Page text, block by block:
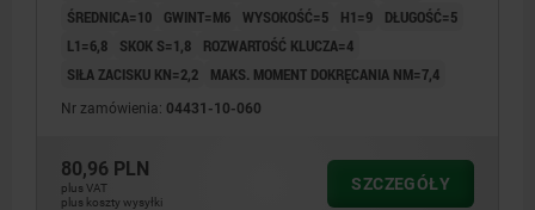
ŚREDNICA=10
GWINT=M6 WYSOKOŚĆ=5 H1=9
DŁUGOŚĆ=5
L1=6,8
SKOK S=1,8
ROZWARTOŚĆ KLUCZA=4
SIŁA ZACISKU KN=2,2
MAKS. MOMENT DOKRĘCANIA NM=7,4
Nr zamówienia: 04431-10-060
80,96 PLN
plus VAT
plus koszty wysyłki
SZCZEGÓŁY